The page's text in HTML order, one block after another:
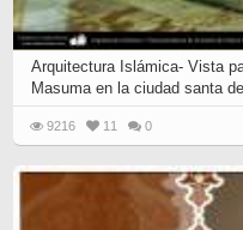
Arquitectura Islámica- Vista
Masuma en la ciudad santa
9216 11 0